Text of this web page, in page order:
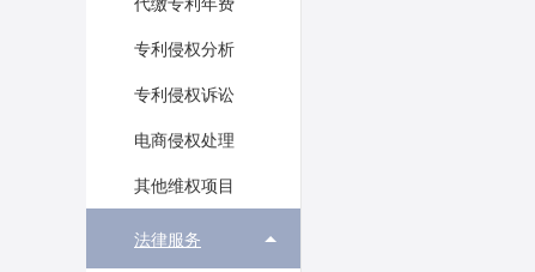
代缴专利年费
专利侵权分析
专利侵权诉讼
电商侵权处理
其他维权项目
法律服务